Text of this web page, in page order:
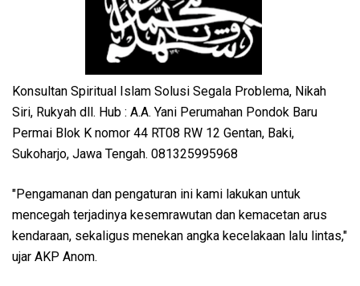
Konsultan Spiritual Islam Solusi Segala Problema, Nikah
Siri, Rukyah dll. Hub : A.A. Yani Perumahan Pondok Baru
Permai Blok K nomor 44 RT08 RW 12 Gentan, Baki,
Sukoharjo, Jawa Tengah. 081325995968
"Pengamanan dan pengaturan ini kami lakukan untuk
mencegah terjadinya kesemrawutan dan kemacetan arus
kendaraan, sekaligus menekan angka kecelakaan lalu lintas,"
ujar AKP Anom.